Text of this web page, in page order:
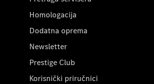
Homologacija
Dodatna oprema
Newsletter
Prestige Club
Korisnički priručnici